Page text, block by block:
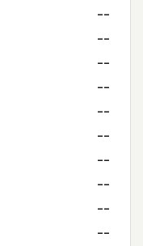
--
--
--
--
--
--
--
--
--
--